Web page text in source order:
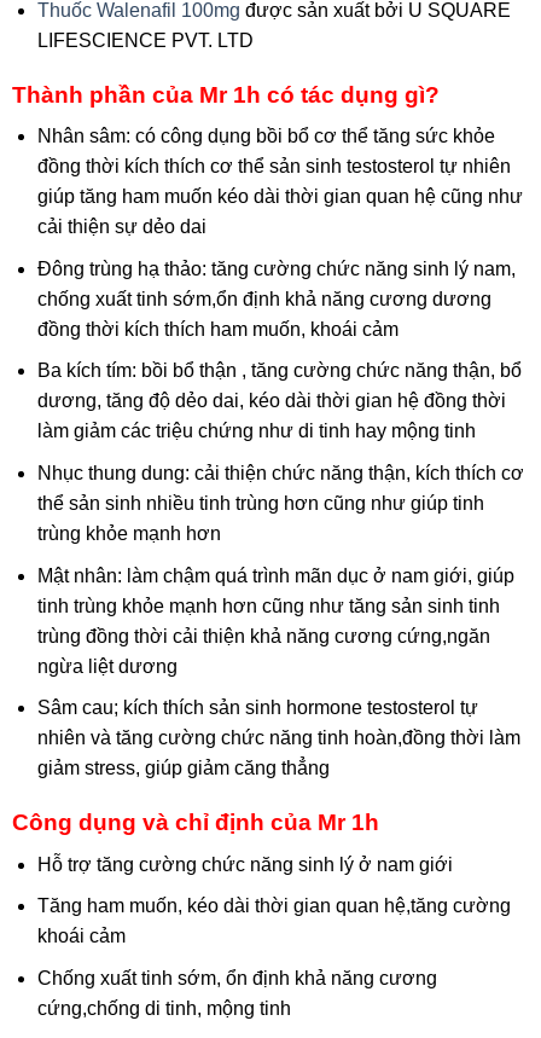
Thuốc Walenafil 100mg được sản xuất bởi U SQUARE
LIFESCIENCE PVT. LTD
Thành phần của Mr 1h có tác dụng gì?
Nhân sâm: có công dụng bồi bổ cơ thể tăng sức khỏe
đồng thời kích thích cơ thể sản sinh testosterol tự nhiên
giúp tăng ham muốn kéo dài thời gian quan hệ cũng như
cải thiện sự dẻo dai
Đông trùng hạ thảo: tăng cường chức năng sinh lý nam,
chống xuất tinh sớm,ổn định khả năng cương dương
đồng thời kích thích ham muốn, khoái cảm
Ba kích tím: bồi bổ thận , tăng cường chức năng thận, bổ
dương, tăng độ dẻo dai, kéo dài thời gian hệ đồng thời
làm giảm các triệu chứng như di tinh hay mộng tinh
Nhục thung dung: cải thiện chức năng thận, kích thích cơ
thể sản sinh nhiều tinh trùng hơn cũng như giúp tinh
trùng khỏe mạnh hơn
Mật nhân: làm chậm quá trình mãn dục ở nam giới, giúp
tinh trùng khỏe mạnh hơn cũng như tăng sản sinh tinh
trùng đồng thời cải thiện khả năng cương cứng,ngăn
ngừa liệt dương
Sâm cau; kích thích sản sinh hormone testosterol tự
nhiên và tăng cường chức năng tinh hoàn,đồng thời làm
giảm stress, giúp giảm căng thẳng
Công dụng và chỉ định của Mr 1h
Hỗ trợ tăng cường chức năng sinh lý ở nam giới
Tăng ham muốn, kéo dài thời gian quan hệ,tăng cường
khoái cảm
Chống xuất tinh sớm, ổn định khả năng cương
cứng,chống di tinh, mộng tinh